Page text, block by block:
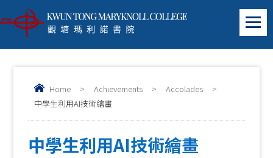
Home > Achievements > Accolades
>
中學生利用AI技術繪畫
中學生利用AI技術繪畫